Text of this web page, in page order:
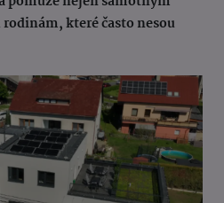
které často nesou